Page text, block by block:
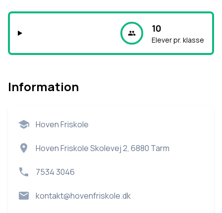
10
Elever pr. klasse
Information
Hoven Friskole
Hoven Friskole Skolevej 2, 6880 Tarm
7534 3046
kontakt@hovenfriskole.dk